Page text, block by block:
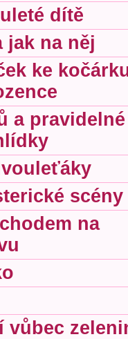
dítě
jak na něj
ke
a pravidelné
scény
na
vůbec